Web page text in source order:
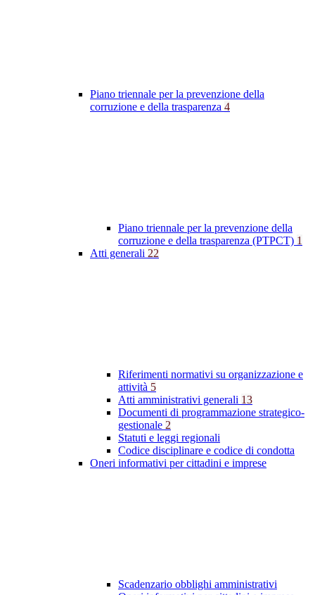
Piano triennale per la prevenzione della
corruzione e della trasparenza 4
Piano triennale per la prevenzione della
corruzione e della trasparenza (PTPCT) 1
Atti generali 22
Riferimenti normativi su organizzazione e
attività 5
Atti amministrativi generali 13
Documenti di programmazione strategico-
gestionale 2
Statuti e leggi regionali
Codice disciplinare e codice di condotta
Oneri informativi per cittadini e imprese
Scadenzario obblighi amministrativi